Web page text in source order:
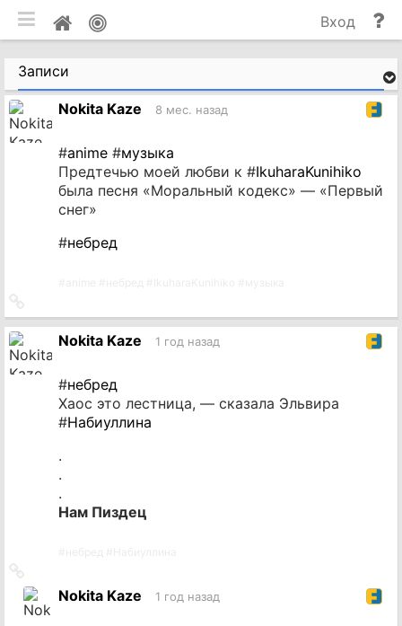
Мой
профиль
и
Вход
Записи
Nokita Kaze 8 мес. назад
#anime #музыка
Предтечью моей любви к #IkuharaKunihiko
была песня «Моральный кодекс» — «Первый
снег»
#небред
на
источникNokita Kaze 1 год назад
#небред
Хаос это лестница, — сказала Эльвира
#Набиуллина
.
.
.
Нам Пиздец
на
источникNokita Kaze 1 год назад
мобильная версия